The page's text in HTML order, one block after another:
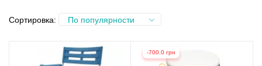
Сортировка: По популярности
-700.0 грн